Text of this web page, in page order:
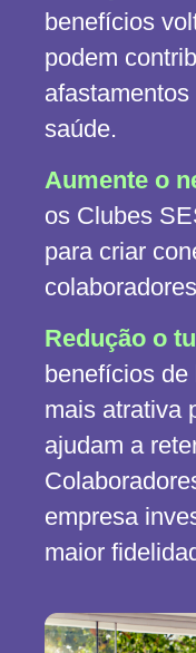
benefícios
podem
saúde.
Aumente o
os Clubes
para criar
Redução o
benefícios
mais atrativa
ajudam a
empresa
maior